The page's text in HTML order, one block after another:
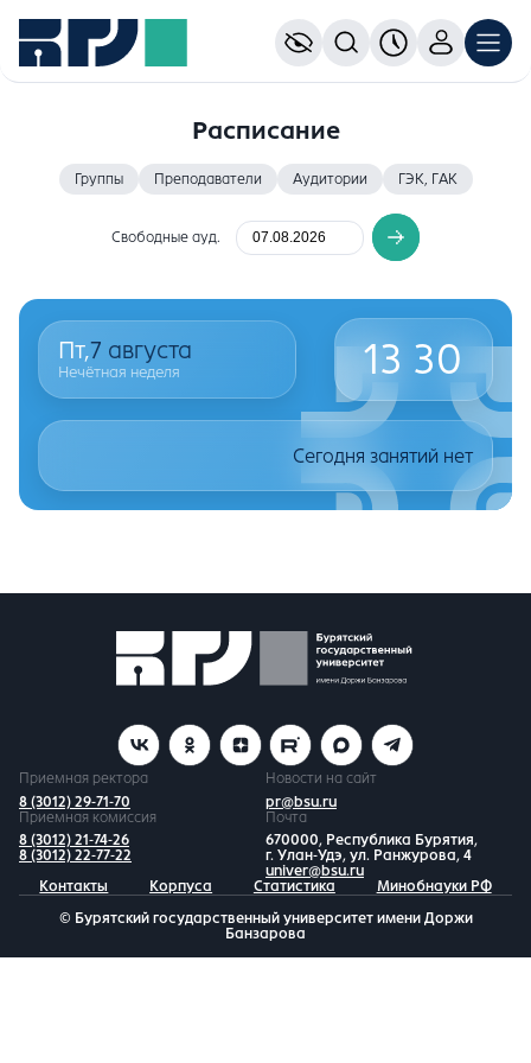
Расписание
Группы Преподаватели Аудитории ГЭК, ГАК
Свободные ауд.
Пт,7 августа
Нечётная неделя 13 30
Сегодня занятий нет
Приемная ректора
8 (3012) 29-71-70
Новости на сайт
pr@bsu.ru
Приемная комиссия
8 (3012) 21-74-26
8 (3012) 22-77-22
Почта
670000, Республика Бурятия,
г. Улан-Удэ, ул. Ранжурова, 4
univer@bsu.ru
Контакты
Корпуса Статистика Минобнауки РФ
© Бурятский государственный университет имени Доржи
Банзарова